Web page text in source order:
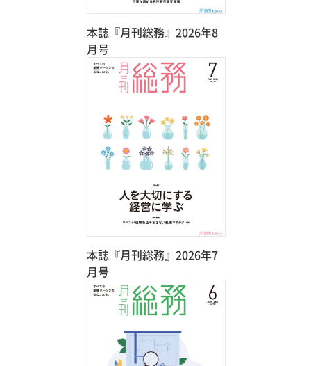
本誌『月刊総務』2026年8
月号
本誌『月刊総務』2026年7
月号